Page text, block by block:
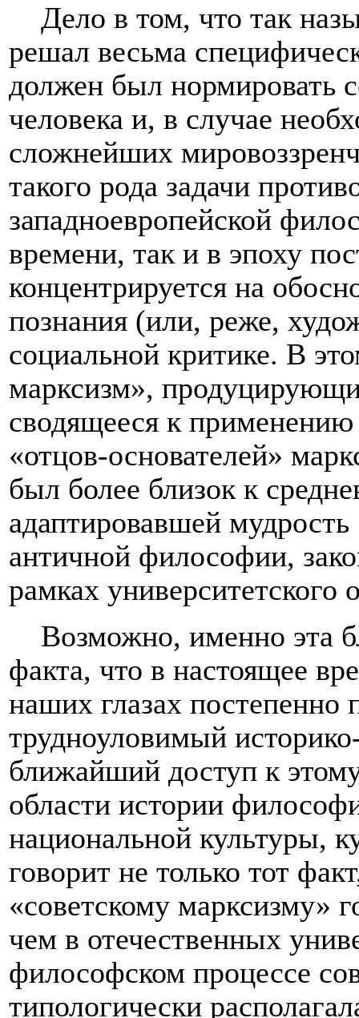
Дело в том, что так
решал весьма
должен был нормировать
человека и, в случае
сложнейших
такого рода задачи
западноевропейской
времени, так и в эпоху
концентрируется на
познания (или, реже,
социальной критике. В
марксизм»,
сводящееся к
«отцов-основателей»
был более близок к
адаптировавшей
античной философии,
рамках университетского
Возможно, именно эта
факта, что в настоящее
наших глазах постепенно
трудноуловимый
ближайший доступ к
области истории
национальной культуры,
говорит не только тот
«советскому марксизму»
чем в отечественных
философском процессе
типологически